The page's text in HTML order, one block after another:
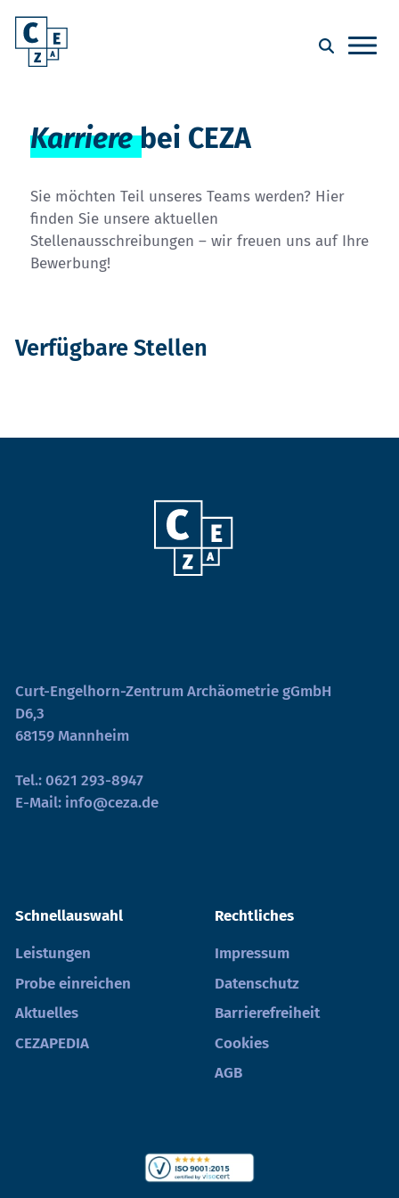
Karrierebei CEZA
Sie möchten Teil unseres Teams werden? Hier
finden Sie unsere aktuellen
Stellenausschreibungen – wir freuen uns auf Ihre
Bewerbung!
Verfügbare Stellen
Curt-Engelhorn-Zentrum Archäometrie gGmbH
D6,3
68159 Mannheim
Tel.:0621 293-8947
E-Mail: info@ceza.de
Schnellauswahl
Leistungen
Probe einreichen
Aktuelles
CEZAPEDIA
Rechtliches
Impressum
Datenschutz
Barrierefreiheit
Cookies
AGB